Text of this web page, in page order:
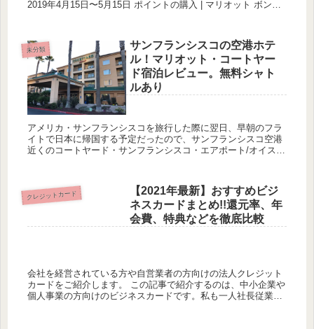
2019年4月15日〜5月15日 ポイントの購入 | マリオット ボンヴ
未分類
サンフランシスコの空港ホテ
ル！マリオット・コートヤー
ド宿泊レビュー。無料シャト
ルあり
アメリカ・サンフランシスコを旅行した際に翌日、早朝のフラ
イトで日本に帰国する予定だったので、サンフランシスコ空港
近くのコートヤード・サンフランシスコ・エアポート/オイスタ
クレジットカード
【2021年最新】おすすめビジ
ネスカードまとめ!!還元率、年
会費、特典などを徹底比較
会社を経営されている方や自営業者の方向けの法人クレジット
カードをご紹介します。 この記事で紹介するのは、中小企業や
個人事業の方向けのビジネスカードです。私も一人社長従業員